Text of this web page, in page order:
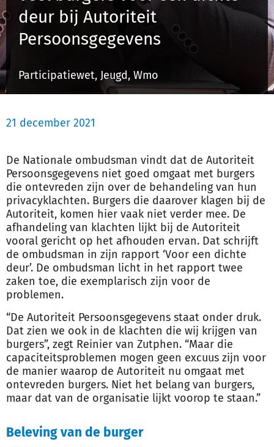
Inloggen
Registreren
deur bij Autoriteit
Persoonsgegevens
Participatiewet, Jeugd, Wmo
21 december 2021
De Nationale ombudsman vindt dat de Autoriteit
Persoonsgegevens niet goed omgaat met burgers
die ontevreden zijn over de behandeling van hun
privacyklachten. Burgers die daarover klagen bij de
Autoriteit, komen hier vaak niet verder mee. De
afhandeling van klachten lijkt bij de Autoriteit
vooral gericht op het afhouden ervan. Dat schrijft
de ombudsman in zijn rapport ‘Voor een dichte
deur’. De ombudsman licht in het rapport twee
zaken toe, die exemplarisch zijn voor de
problemen.
“De Autoriteit Persoonsgegevens staat onder druk.
Dat zien we ook in de klachten die wij krijgen van
burgers”, zegt Reinier van Zutphen. “Maar die
capaciteitsproblemen mogen geen excuus zijn voor
de manier waarop de Autoriteit nu omgaat met
ontevreden burgers. Niet het belang van burgers,
maar dat van de organisatie lijkt voorop te staan.”
Beleving van de burger